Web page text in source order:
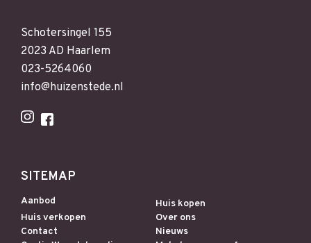
Schotersingel 155
2023 AD Haarlem
023-5264060
info@huizenstede.nl
SITEMAP
Aanbod
Huis kopen
Huis verkopen
Over ons
Contact
Nieuws